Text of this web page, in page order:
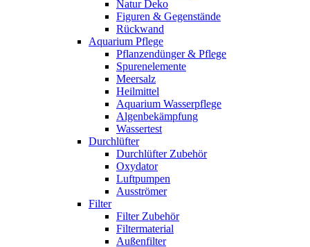
Natur Deko
Figuren & Gegenstände
Rückwand
Aquarium Pflege
Pflanzendünger & Pflege
Spurenelemente
Meersalz
Heilmittel
Aquarium Wasserpflege
Algenbekämpfung
Wassertest
Durchlüfter
Durchlüfter Zubehör
Oxydator
Luftpumpen
Ausströmer
Filter
Filter Zubehör
Filtermaterial
Außenfilter